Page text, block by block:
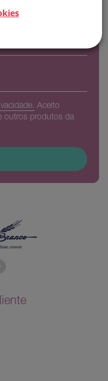
Aceito
outros produtos da